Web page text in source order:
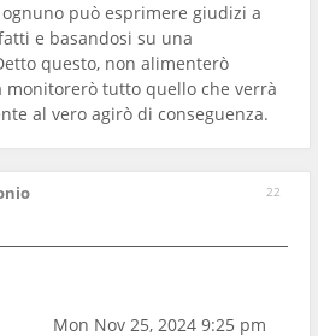
può esprimere giudizi a
e basandosi su una
questo, non alimenterò
tutto quello che verrà
al vero agirò di conseguenza.
22
Mon Nov 25, 2024 9:25 pm